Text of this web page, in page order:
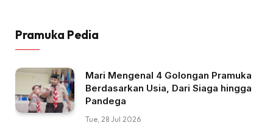
Pramuka Pedia
Mari Mengenal 4 Golongan Pramuka
Berdasarkan Usia, Dari Siaga hingga
Pandega
Tue, 28 Jul 2026